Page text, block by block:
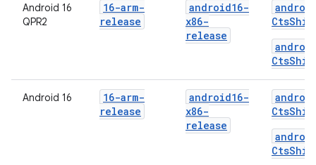
Android 16
QPR2
16-arm-
release
android16-
x86-
release
Android 16
16-arm-
release
android16-
x86-
release